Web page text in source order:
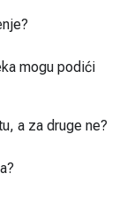
mogu podići
a za druge ne?